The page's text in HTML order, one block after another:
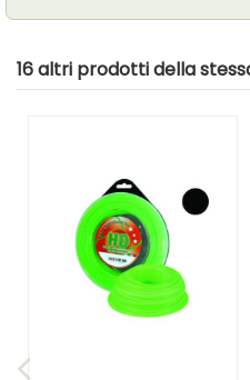
16 altri prodotti della